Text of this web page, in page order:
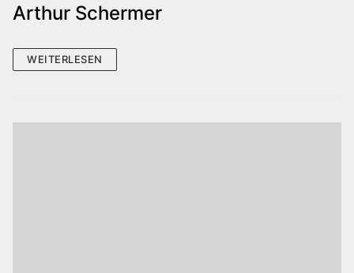
Arthur Schermer
WEITERLESEN